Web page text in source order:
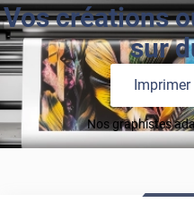
Vos créations
sur
Nos graphistes